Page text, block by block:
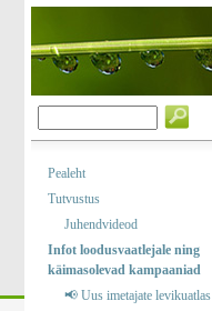
Pealeht
Tutvustus
Juhendvideod
Infot loodusvaatlejale ning
käimasolevad kampaaniad
📢 Uus imetajate levikuatlas